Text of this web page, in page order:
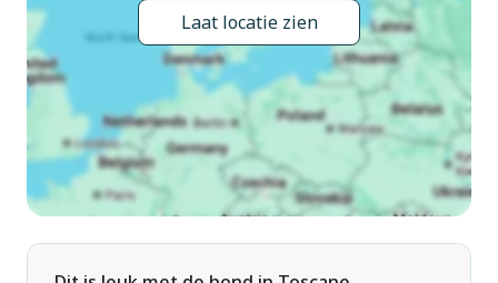
plaatse te betalen (16.Apr. - 14.Nov.), verwarming alleen
beschikbaar van 15.Nov. - 15.Apr.. Parkeerplaats (voor 3
auto's). Levensmiddelenwinkel 2 km, supermarkt 2 km,
restaurant 2 km, bushalte 2 km. Attracties in de buurt: Pisa
60 km, Firenze 65 km, Lucca 45 km. Bekende skigebieden
kunnen gemakkelijk worden bereikt: Abetone 65 km. Baby
uitrusting op aanvraag (incl.). Eigenaar woont in apart
huisgedeelte. De eigenaar heeft een hond.
Laat locatie zien